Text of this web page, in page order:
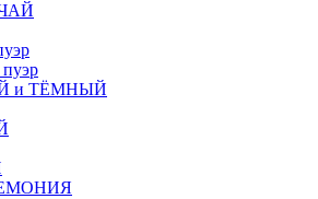
и ТЁМНЫЙ